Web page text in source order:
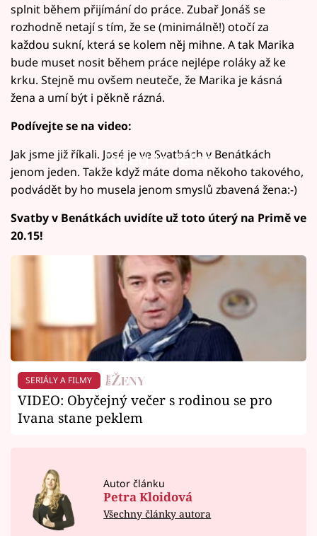
splnit během přijímání do práce. Zubař Jonáš se
rozhodně netají s tím, že se (minimálně!) otočí za
každou sukní, která se kolem něj mihne. A tak Marika
bude muset nosit během práce nejlépe roláky až ke
krku. Stejně mu ovšem neuteče, že Marika je kásná
žena a umí být i pěkně rázná.
Podívejte se na video:
Failed to fetch
Jak jsme již říkali. José je ve Svatbách v Benátkách
jenom jeden. Takže když máte doma někoho takového,
podvádět by ho musela jenom smyslů zbavená žena:-)
Svatby v Benátkách uvidíte už toto úterý na Primě ve
20.15!
SERIÁLY A FILMY
VIDEO: Obyčejný večer s rodinou se pro
Ivana stane peklem
Autor článku
Petra Kloidová
Všechny články autora